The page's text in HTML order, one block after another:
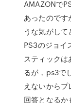
AMAZONで
あったのです
うな気がし
PS3のジョイ
スティック
るが，ps3で
えないから
回答となるか